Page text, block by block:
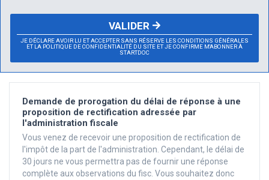
JE DÉCLARE AVOIR LU ET ACCEPTER SANS RÉSERVE LES CONDITIONS GÉNÉRALES
ET LA POLITIQUE DE CONFIDENTIALITÉ DU SITE ET JE CONFIRME M'ABONNER À
STARTDOC
VALIDER
Demande de prorogation du délai de réponse à une
proposition de rectification adressée par
l'administration fiscale
Vous venez de recevoir une proposition de rectification de
l'impôt de la part de l'administration. Cependant, le délai de
30 jours ne vous permettra pas de fournir une réponse
complète aux observations du fisc. Vous souhaitez donc